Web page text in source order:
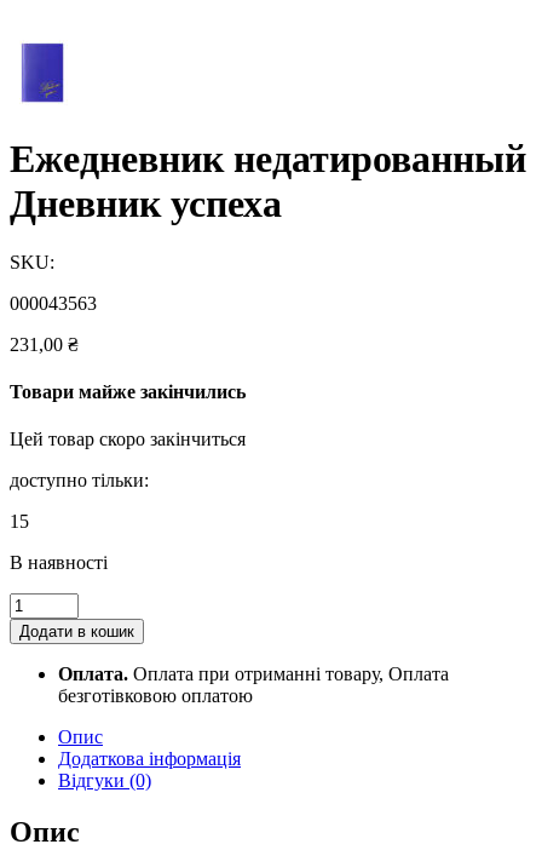
Ежедневник недатированный
Дневник успеха
SKU:
000043563
231,00 ₴
Товари майже закінчились
Цей товар скоро закінчиться
доступно тільки:
15
В наявності
Ежедневник
недатированный
Дневник
успеха
quantity
Додати в кошик
Оплата. Оплата при отриманні товару, Оплата
безготівковою оплатою
Опис
Додаткова інформація
Відгуки (0)
Опис